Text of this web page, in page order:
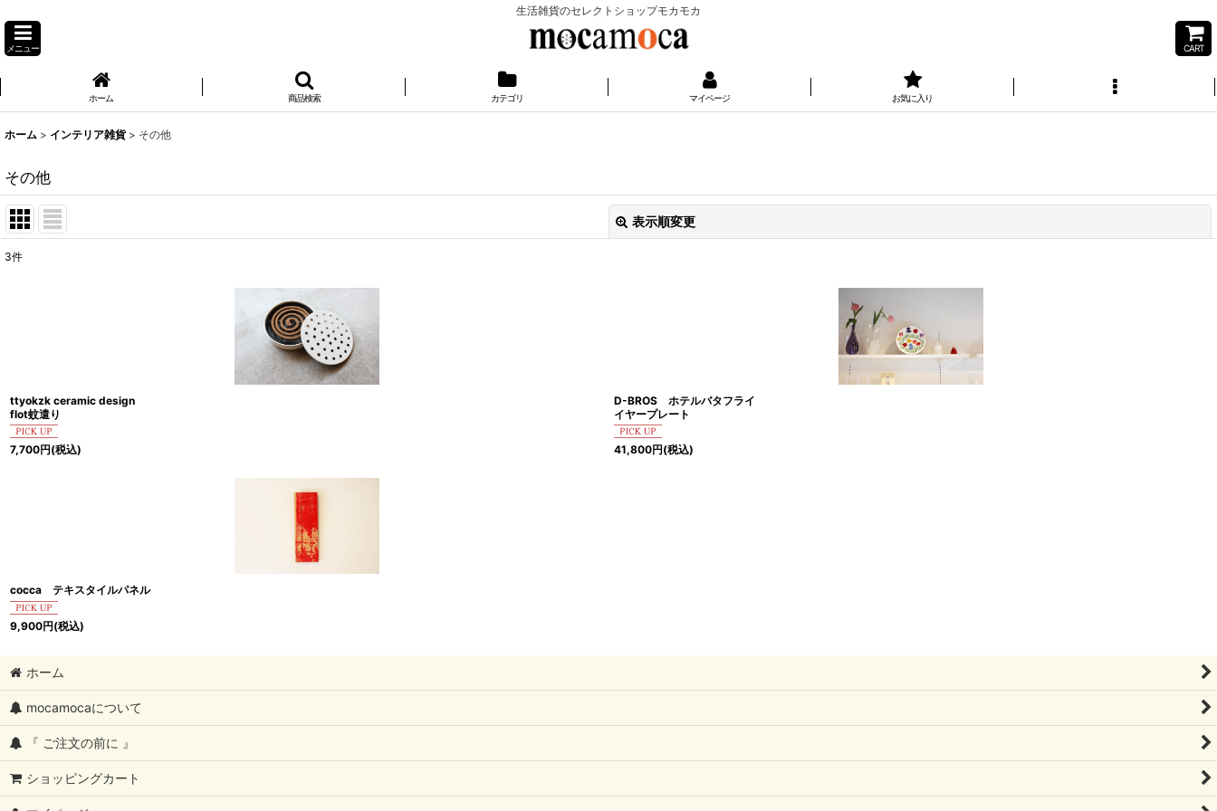
生活雑貨のセレクトショップモカモカ
メニュー CART
ホーム 商品検索 カテゴリ マイページ お気に入り
ホーム > インテリア雑貨 > その他
その他
表示順変更
3件
ttyokzk ceramic design
flot蚊遣り
7,700円(税込)
D-BROS ホテルバタフライ
イヤープレート
41,800円(税込)
cocca テキスタイルパネル
9,900円(税込)
ホーム
mocamocaについて
『 ご注文の前に 』
ショッピングカート